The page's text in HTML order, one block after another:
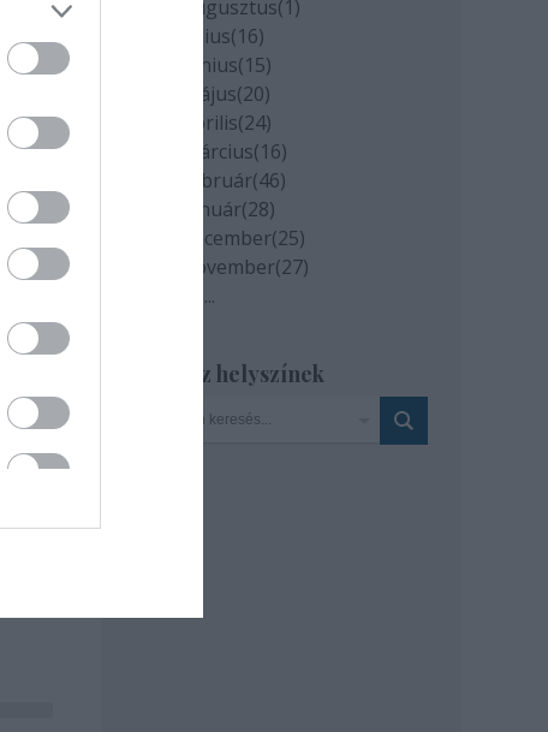
2020 augusztus(1)
2020 július(16)
2020 június(15)
2020 május(20)
2020 április(24)
2020 március(16)
2020 február(46)
2020 január(28)
2019 december(25)
2019 november(27)
...
Szinház helyszínek